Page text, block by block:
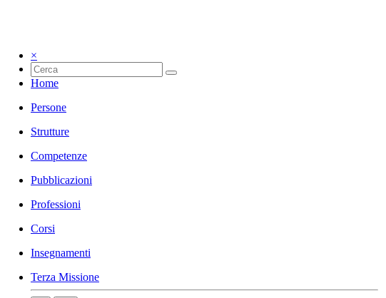
×
Home
Persone
Strutture
Competenze
Pubblicazioni
Professioni
Corsi
Insegnamenti
Terza Missione